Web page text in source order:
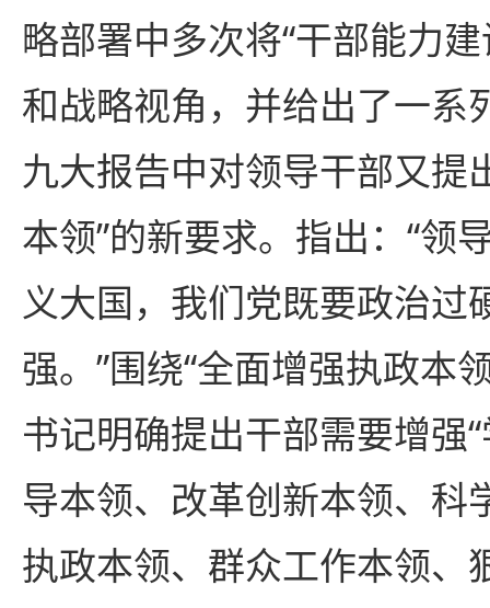
略部署中多次将“干部能力
和战略视角，并给出了一系
九大报告中对领导干部又提
本领”的新要求。指出：“领
义大国，我们党既要政治过
强。”围绕“全面增强执政本
书记明确提出干部需要增强
导本领、改革创新本领、科
执政本领、群众工作本领、